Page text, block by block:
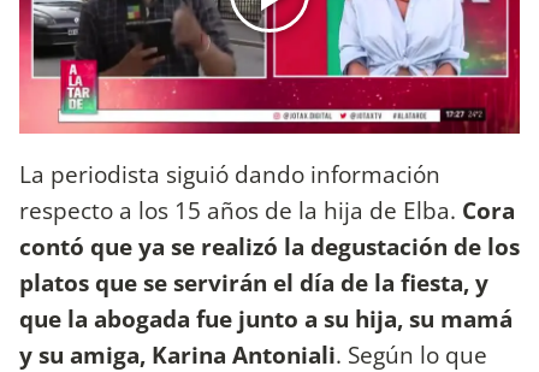
La periodista siguió dando información
respecto a los 15 años de la hija de Elba. Cora
contó que ya se realizó la degustación de los
platos que se servirán el día de la fiesta, y
que la abogada fue junto a su hija, su mamá
y su amiga, Karina Antoniali. Según lo que